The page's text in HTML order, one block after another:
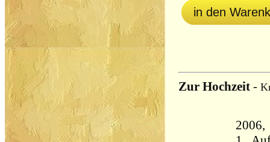
in den
Zur Hochzeit -
2006,